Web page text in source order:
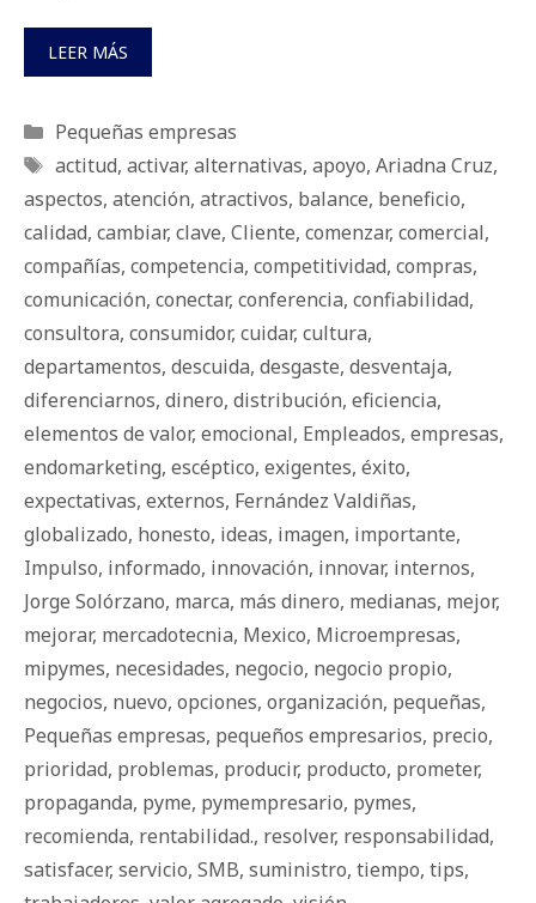
LEER MÁS
Categorías
Pequeñas empresas
Etiquetas
actitud, activar, alternativas, apoyo, Ariadna Cruz,
aspectos, atención, atractivos, balance, beneficio,
calidad, cambiar, clave, Cliente, comenzar, comercial,
compañías, competencia, competitividad, compras,
comunicación, conectar, conferencia, confiabilidad,
consultora, consumidor, cuidar, cultura,
departamentos, descuida, desgaste, desventaja,
diferenciarnos, dinero, distribución, eficiencia,
elementos de valor, emocional, Empleados, empresas,
endomarketing, escéptico, exigentes, éxito,
expectativas, externos, Fernández Valdiñas,
globalizado, honesto, ideas, imagen, importante,
Impulso, informado, innovación, innovar, internos,
Jorge Solórzano, marca, más dinero, medianas, mejor,
mejorar, mercadotecnia, Mexico, Microempresas,
mipymes, necesidades, negocio, negocio propio,
negocios, nuevo, opciones, organización, pequeñas,
Pequeñas empresas, pequeños empresarios, precio,
prioridad, problemas, producir, producto, prometer,
propaganda, pyme, pymempresario, pymes,
recomienda, rentabilidad., resolver, responsabilidad,
satisfacer, servicio, SMB, suministro, tiempo, tips,